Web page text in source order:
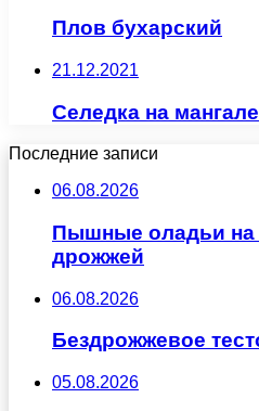
Плов бухарский
21.12.2021
Селедка на мангале
Последние записи
06.08.2026
Пышные оладьи на
дрожжей
06.08.2026
Бездрожжевое
05.08.2026